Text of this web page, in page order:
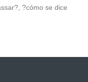
?cómo se dice